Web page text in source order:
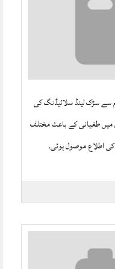
سے سڑک لینڈ سلائیڈنگ کی
میں طغیانی کے باعث مختلف
اطلاع موصول ہوئی۔